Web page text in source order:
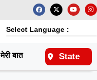
Select Language :
मेरी बात राष्ट्रीय
State